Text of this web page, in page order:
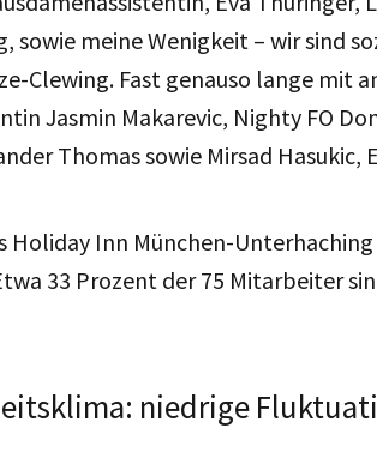
sowie meine Wenigkeit – wir sind
Clewing. Fast genauso lange mit
Jasmin Makarevic, Nighty FO
Thomas sowie Mirsad Hasukic,
Holiday Inn München-
33 Prozent der 75 Mitarbeiter
niedrige